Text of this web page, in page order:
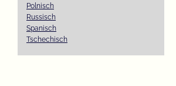
Polnisch
Russisch
Spanisch
Tschechisch